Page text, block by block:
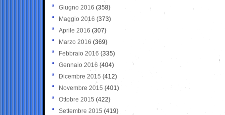
Giugno 2016 (358)
Maggio 2016 (373)
Aprile 2016 (307)
Marzo 2016 (369)
Febbraio 2016 (335)
Gennaio 2016 (404)
Dicembre 2015 (412)
Novembre 2015 (401)
Ottobre 2015 (422)
Settembre 2015 (419)